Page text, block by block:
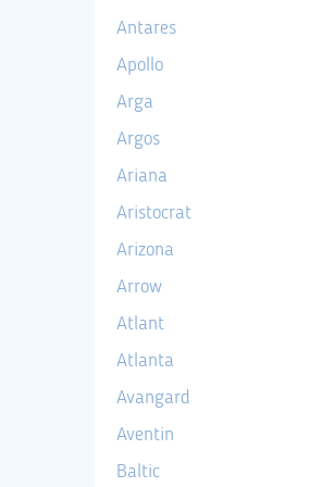
Antares
Apollo
Arga
Argos
Ariana
Aristocrat
Arizona
Arrow
Atlant
Atlanta
Avangard
Aventin
Baltic